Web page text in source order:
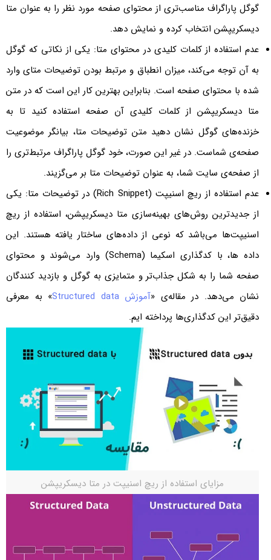
گوگل پاراگراف مناسب‌تری از محتوای صفحه مورد نظر را به عنوان متا
دیسکریپشن انتخاب کرده و نمایش دهد.
‌عدم استفاده از کلمات کلیدی در محتوای متا: یکی از نکاتی که گوگل
به آن توجه می‌کند، میزان انطباق و مرتبط بودن توضیحات متای وارد
شده با محتوای صفحه است. بنابراین بهترین کار این است که در متن
متا دیسکریپشن از کلمات کلیدی آن صفحه استفاده کنید تا به
خزنده‌های گوگل نشان دهید متن توضیحات متا، بیانگر موضوعیت
صفحه‌ی شماست. در غیر این صورت، خود گوگل پاراگراف مرتبط‌تری را
از صفحه‌ی سایت شما، به عنوان توضیحات متا بر می‌گزیند.
‌عدم استفاده از ریچ اسنیپت (Rich Snippet) در توضیحات متا: یکی
از جدیدترین روش‌های بهینه‌سازی متا دیسکریپشن، استفاده از ریچ
اسنیپت‌ها می‌باشد که نوعی از داده‌های ساختار یافته هستند. این
داده ها، با کدگذاری اسکیما (Schema) وارد می‌شوند و محتوای
صفحه شما را به شکل جذاب‌تر و متمایزی به گوگل و بازدید کنندگان
نشان می‌دهد. در مقاله‌ی «آموزش Structured data
» به معرفی
دقیق‌تر این کدگذاری‌ها پرداخته ایم.
مزایای استفاده از ریچ اسنیپت در متا دیسکریپشن